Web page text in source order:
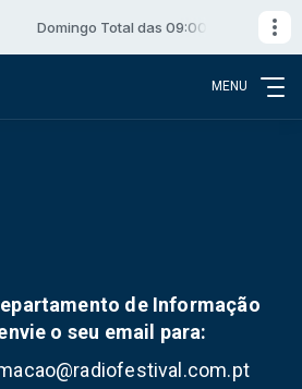
Domingo Total das 09:00 às 12:00
MENU
de Informação
o seu email para: